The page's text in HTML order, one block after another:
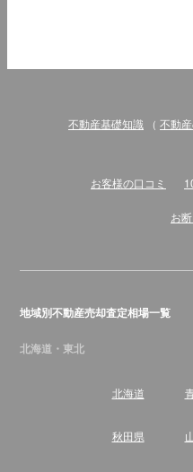
不動産基礎知識 （ 不動
お客様の口コミ
お
地域別不動産売却査定相場一覧
北海道・東北
北海道
秋田県